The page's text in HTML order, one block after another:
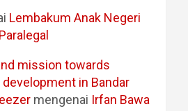
Lembakum Anak Negeri
mission towards
in Bandar
mengenai Irfan Bawa